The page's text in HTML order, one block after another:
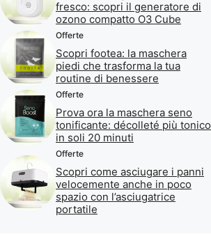
fresco: scopri il generatore di
ozono compatto O3 Cube
Offerte
Scopri footea: la maschera
piedi che trasforma la tua
routine di benessere
Offerte
Prova ora la maschera seno
tonificante: décolleté più tonico
in soli 20 minuti
Offerte
Scopri come asciugare i panni
velocemente anche in poco
spazio con l’asciugatrice
portatile